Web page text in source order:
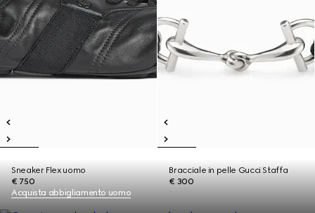
Sneaker Flex uomo
€ 750
Bracciale in pelle Gucci Staffa
€ 300
Acquista abbigliamento uomo